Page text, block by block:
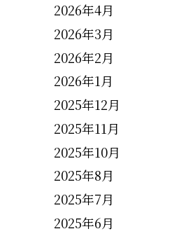
2026年4月
2026年3月
2026年2月
2026年1月
2025年12月
2025年11月
2025年10月
2025年8月
2025年7月
2025年6月